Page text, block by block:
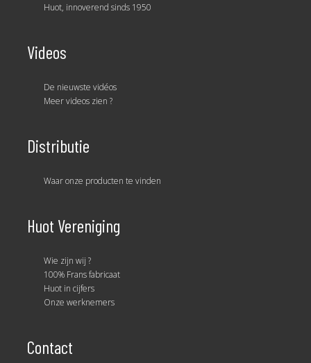
Huot, innoverend sinds 1950
Videos
De nieuwste vidéos
Meer videos zien ?
Distributie
Waar onze producten te vinden
Huot Vereniging
Wie zijn wij ?
100% Frans fabricaat
Huot in cijfers
Onze werknemers
Contact